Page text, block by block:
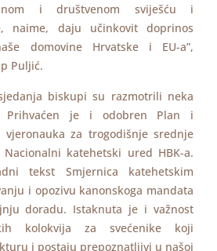
i društvenom sviješću i
naime, daju učinkovit doprinos
domovine Hrvatske i EU-a”,
Puljić.
biskupi su razmotrili neka
Prihvaćen je i odobren Plan i
vjeronauka za trogodišnje srednje
katehetski ured HBK-a.
tekst Smjernica katehetskim
i opozivu kanonskoga mandata
doradu. Istaknuta je i važnost
kolokvija za svećenike koji
i postaju prepoznatljivi u našoj